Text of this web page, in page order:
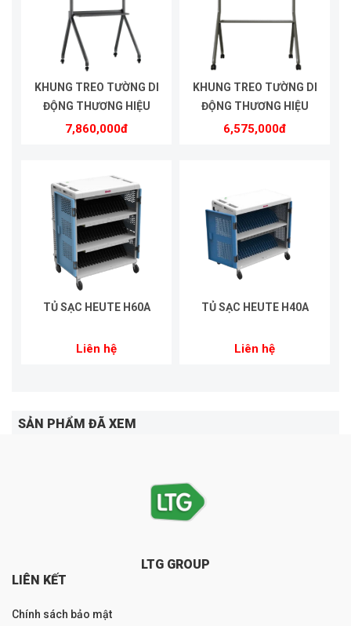
KHUNG TREO TƯỜNG DI
ĐỘNG THƯƠNG HIỆU
HEUTE | MODEL HE8610
7,860,000đ
KHUNG TREO TƯỜNG DI
ĐỘNG THƯƠNG HIỆU
HEUTE | MODEL HE5575
6,575,000đ
TỦ SẠC HEUTE H60A
Liên hệ
TỦ SẠC HEUTE H40A
Liên hệ
SẢN PHẨM ĐÃ XEM
LTG GROUP
LIÊN KẾT
Chính sách bảo mật